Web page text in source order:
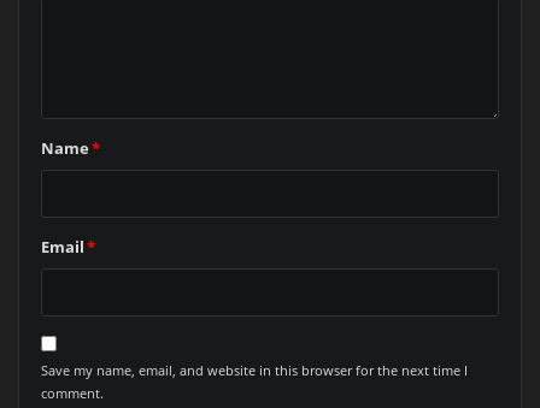
Name*
Email*
Save my name, email, and website in this browser for the next time I
comment.